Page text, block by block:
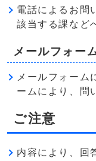
電話によるお問
該当する課など
メールフォー
メールフォーム
ームにより、問
ご注意
内容により、回